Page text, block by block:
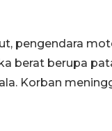
pengendara
berat berupa
Korban